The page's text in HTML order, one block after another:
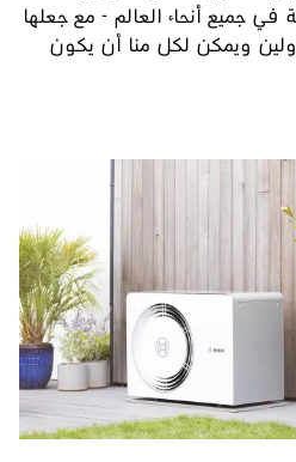
في جميع أنحاء العالم - مع جعلها
ويمكن لكل منا أن يكون